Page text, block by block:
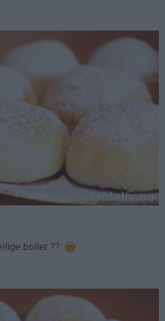
boller ??